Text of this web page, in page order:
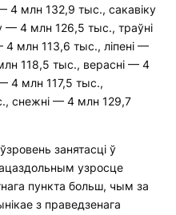
4 млн 132,9 тыс., сакавіку
— 4 млн 126,5 тыс., траўні
млн 113,6 тыс., ліпені —
118,5 тыс., верасні — 4
4 млн 117,5 тыс.,
снежні — 4 млн 129,7
занятасці ў
узросце
пункта больш, чым за
з праведзенага